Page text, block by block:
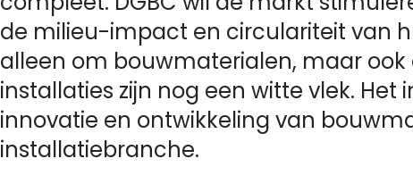
de milieu-impact en circulariteit van
alleen om bouwmaterialen, maar
installaties zijn nog een witte vlek.
innovatie en ontwikkeling van
installatiebranche.